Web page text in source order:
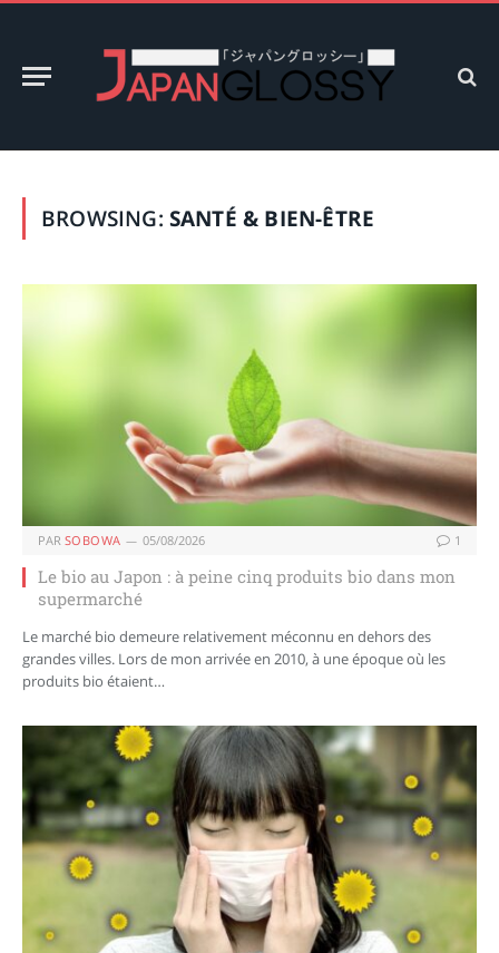
BROWSING: SANTÉ & BIEN-ÊTRE
PAR SOBOWA 05/08/2026 1
Le bio au Japon : à peine cinq produits bio dans mon
supermarché
Le marché bio demeure relativement méconnu en dehors des
grandes villes. Lors de mon arrivée en 2010, à une époque où les
produits bio étaient…